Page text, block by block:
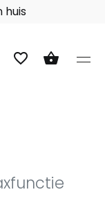
huis
favorite_border shopping_basket